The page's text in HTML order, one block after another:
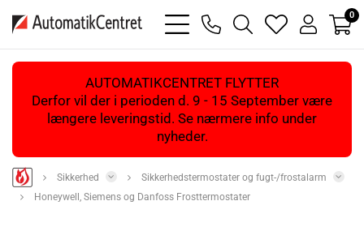
bars
light
phone
magnifying
glass
heart
light
user
light
0
AUTOMATIKCENTRET FLYTTER
Derfor vil der i perioden d. 9 - 15 September være
længere leveringstid. Se nærmere info under
nyheder.
Sikkerhed
Sikkerhedstermostater og fugt-/frostalarm
Honeywell, Siemens og Danfoss Frosttermostater